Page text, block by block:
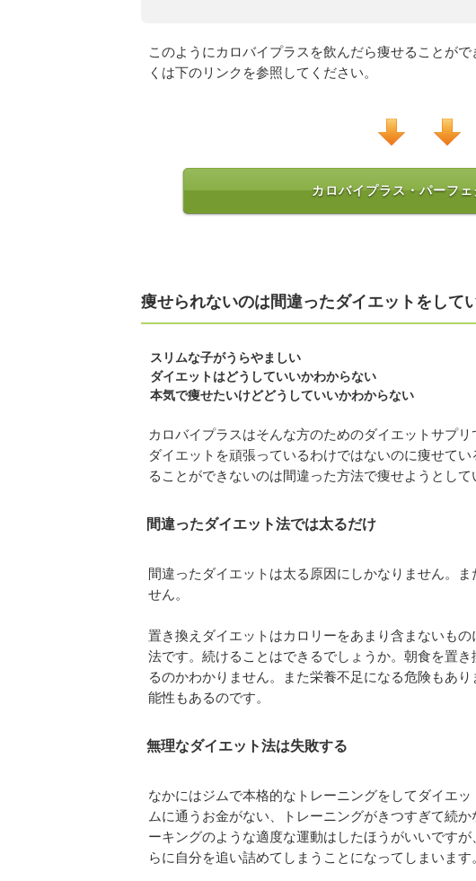
このようにカロバイプラスを飲んだら痩せることが
くは下のリンクを参照してください。
カロバイプラス・パーフ
痩せられないのは間違ったダイエットをして
スリムな子がうらやましい
ダイエットはどうしていいかわからない
本気で痩せたいけどどうしていいかわからない
カロバイプラスはそんな方のためのダイエットサプ
ダイエットを頑張っているわけではないのに痩せて
ることができないのは間違った方法で痩せようとして
間違ったダイエット法では太るだけ
間違ったダイエットは太る原因にしかなりません。
せん。
置き換えダイエットはカロリーをあまり含まないも
法です。続けることはできるでしょうか。朝食を置
るのかわかりません。また栄養不足になる危険もあ
能性もあるのです。
無理なダイエット法は失敗する
なかにはジムで本格的なトレーニングをしてダイエ
ムに通うお金がない、トレーニングがきつすぎて続
ーキングのような適度な運動はしたほうがいいです
らに自分を追い詰めてしまうことになってしまいます